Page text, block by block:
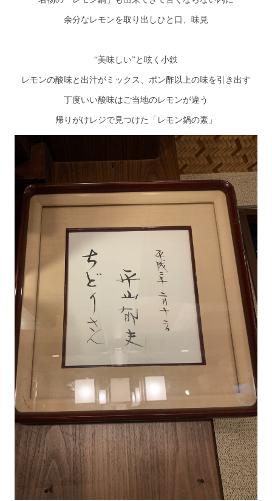
余分なレモンを取り出しひと口、味見
“美味しい”と呟く小鉄
レモンの酸味と出汁がミックス、ポン酢以上の味を引き出す
丁度いい酸味はご当地のレモンが違う
帰りがけレジで見つけた「レモン鍋の素」